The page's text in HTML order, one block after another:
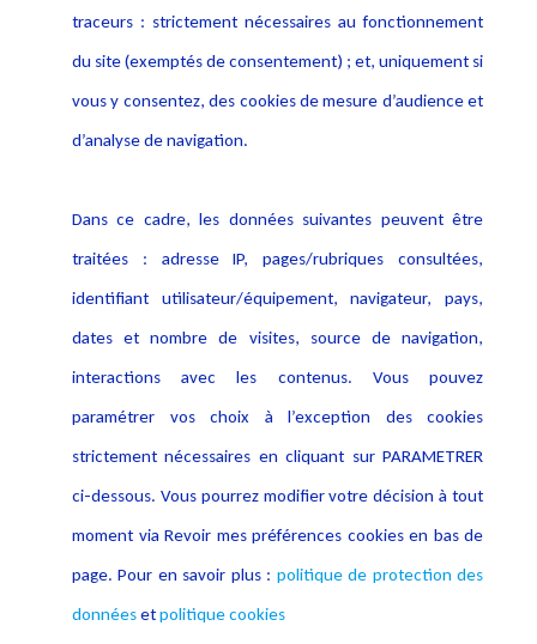
Informations
Alerte professionnelle
Déclaration d'accessibilité
Notice Légale
Politique de protection des
Navigation
Evènement
Publications
traceurs : strictement nécessaires au fonctionnement
du site (exemptés de consentement) ; et, uniquement si
vous y consentez, des cookies de mesure d’audience et
d’analyse de navigation.
Dans ce cadre, les données suivantes peuvent être
traitées : adresse IP, pages/rubriques consultées,
identifiant utilisateur/équipement, navigateur, pays,
dates et nombre de visites, source de navigation,
interactions avec les contenus. Vous pouvez
paramétrer vos choix à l’exception des cookies
strictement nécessaires en cliquant sur PARAMETRER
ci-dessous. Vous pourrez modifier votre décision à tout
moment via Revoir mes préférences cookies en bas de
page. Pour en savoir plus : politique de protection des
donnéesetpolitique cookies